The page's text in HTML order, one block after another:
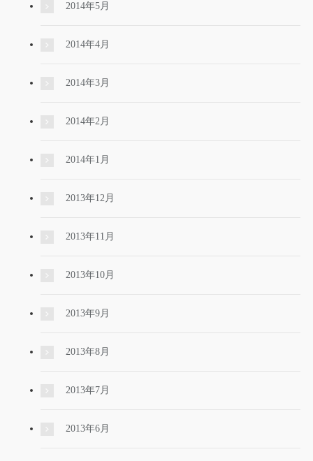
2014年5月
2014年4月
2014年3月
2014年2月
2014年1月
2013年12月
2013年11月
2013年10月
2013年9月
2013年8月
2013年7月
2013年6月